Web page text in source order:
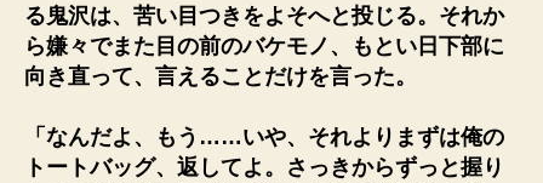
る鬼沢は、苦い目つきをよそへと投じる。それか
ら嫌々でまた目の前のバケモノ、もとい日下部に
向き直って、言えることだけを言った。
「なんだよ、もう……いや、それよりまずは俺の
トートバッグ、返してよ。さっきからずっと握り